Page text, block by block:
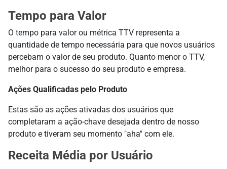
Tempo para Valor
O tempo para valor ou métrica TTV representa a
quantidade de tempo necessária para que novos usuários
percebam o valor de seu produto. Quanto menor o TTV,
melhor para o sucesso do seu produto e empresa.
Ações Qualificadas pelo Produto
Estas são as ações ativadas dos usuários que
completaram a ação-chave desejada dentro de nosso
produto e tiveram seu momento "aha" com ele.
Receita Média por Usuário